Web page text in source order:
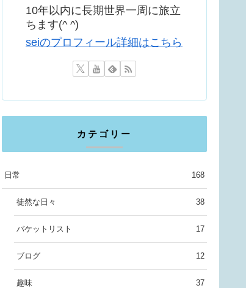
10年以内に長期世界一周に旅立
ちます(^ ^)
seiのプロフィール詳細はこちら
カテゴリー
日常 168
徒然な日々 38
バケットリスト 17
ブログ 12
趣味 37